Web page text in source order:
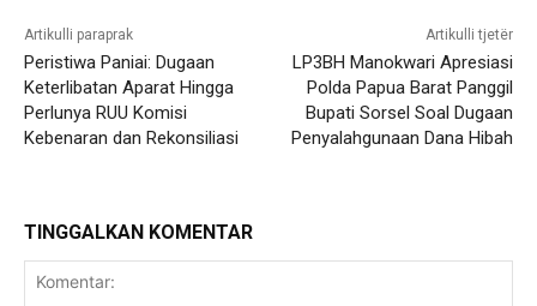
Artikulli paraprak
Peristiwa Paniai: Dugaan
Keterlibatan Aparat Hingga
Perlunya RUU Komisi
Kebenaran dan Rekonsiliasi
Artikulli tjetër
LP3BH Manokwari Apresiasi
Polda Papua Barat Panggil
Bupati Sorsel Soal Dugaan
Penyalahgunaan Dana Hibah
TINGGALKAN KOMENTAR